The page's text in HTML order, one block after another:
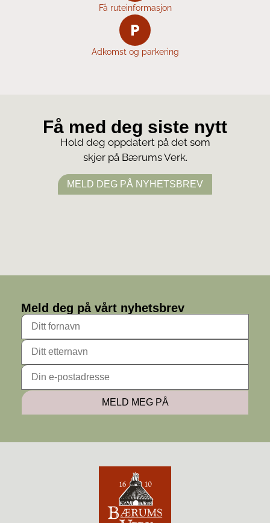
Få ruteinformasjon
Adkomst og parkering
Få med deg siste nytt
Hold deg oppdatert på det som
skjer på Bærums Verk.
MELD DEG PÅ NYHETSBREV
Meld deg på vårt nyhetsbrev